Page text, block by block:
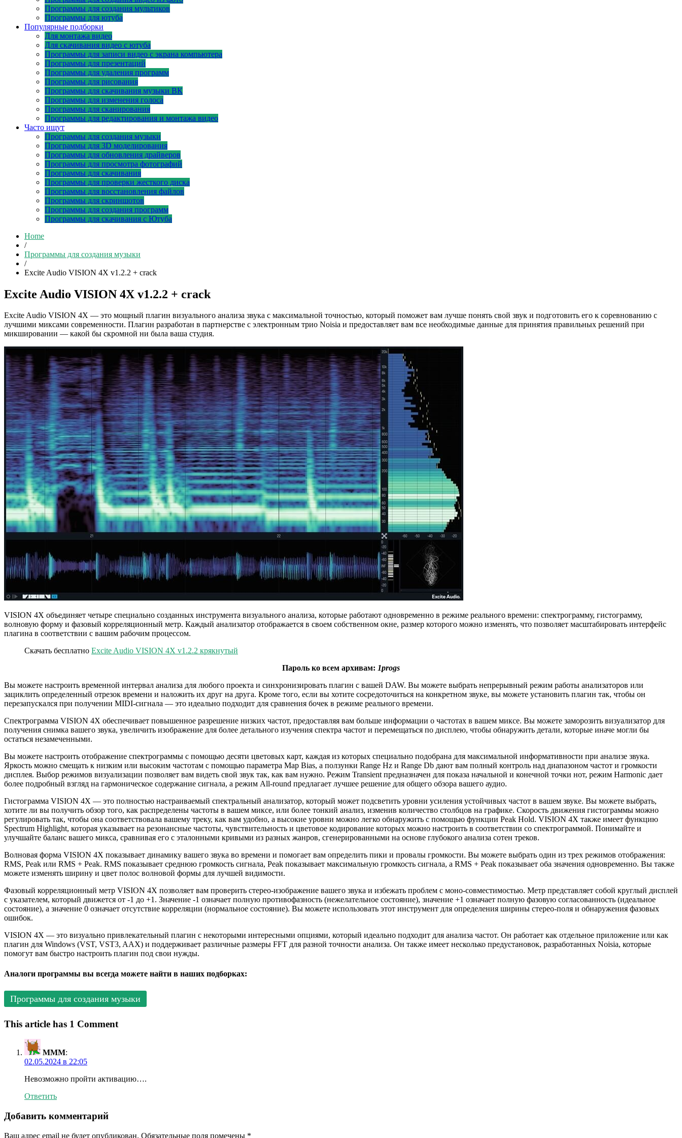
Программы для создания мультиков
Программы для ютуба
Популярные подборки
Для монтажа видео
Для скачивания видео с ютуба
Программы для записи видео с экрана компьютера
Программы для презентаций
Программы для удаления программ
Программы для рисования
Программы для скачивания музыки ВК
Программы для изменения голоса
Программы для сканирования
Программы для редактирования и монтажа видео
Часто ищут
Программы для создания музыки
Программы для 3D моделирования
Программы для обновления драйверов
Программы для просмотра фотографий
Программы для скачивания
Программы для проверки жесткого диска
Программы для восстановления файлов
Программы для скриншотов
Программы для создания программ
Программы для скачивания с Ютуба
Home
/
Программы для создания музыки
/
Excite Audio VISION 4X v1.2.2 + crack
Excite Audio VISION 4X v1.2.2 + crack
Excite Audio VISION 4X — это мощный плагин визуального анализа звука с максимальной точностью, который поможет вам лучше понять свой звук и подготовить его к соревнованию с
лучшими миксами современности. Плагин разработан в партнерстве с электронным трио Noisia и предоставляет вам все необходимые данные для принятия правильных решений при
микшировании — какой бы скромной ни была ваша студия.
VISION 4X объединяет четыре специально созданных инструмента визуального анализа, которые работают одновременно в режиме реального времени: спектрограмму, гистограмму,
волновую форму и фазовый корреляционный метр. Каждый анализатор отображается в своем собственном окне, размер которого можно изменять, что позволяет масштабировать интерфейс
плагина в соответствии с вашим рабочим процессом.
Скачать бесплатно Excite Audio VISION 4X v1.2.2 крякнутый
Пароль ко всем архивам: 1progs
Вы можете настроить временной интервал анализа для любого проекта и синхронизировать плагин с вашей DAW. Вы можете выбрать непрерывный режим работы анализаторов или
зациклить определенный отрезок времени и наложить их друг на друга. Кроме того, если вы хотите сосредоточиться на конкретном звуке, вы можете установить плагин так, чтобы он
перезапускался при получении MIDI-сигнала — это идеально подходит для сравнения бочек в режиме реального времени.
Спектрограмма VISION 4X обеспечивает повышенное разрешение низких частот, предоставляя вам больше информации о частотах в вашем миксе. Вы можете заморозить визуализатор для
получения снимка вашего звука, увеличить изображение для более детального изучения спектра частот и перемещаться по дисплею, чтобы обнаружить детали, которые иначе могли бы
остаться незамеченными.
Вы можете настроить отображение спектрограммы с помощью десяти цветовых карт, каждая из которых специально подобрана для максимальной информативности при анализе звука.
Яркость можно смещать к низким или высоким частотам с помощью параметра Map Bias, а ползунки Range Hz и Range Db дают вам полный контроль над диапазоном частот и громкости
дисплея. Выбор режимов визуализации позволяет вам видеть свой звук так, как вам нужно. Режим Transient предназначен для показа начальной и конечной точки нот, режим Harmonic дает
более подробный взгляд на гармоническое содержание сигнала, а режим All-round предлагает лучшее решение для общего обзора вашего аудио.
Гистограмма VISION 4X — это полностью настраиваемый спектральный анализатор, который может подсветить уровни усиления устойчивых частот в вашем звуке. Вы можете выбрать,
хотите ли вы получить обзор того, как распределены частоты в вашем миксе, или более тонкий анализ, изменив количество столбцов на графике. Скорость движения гистограммы можно
регулировать так, чтобы она соответствовала вашему треку, как вам удобно, а высокие уровни можно легко обнаружить с помощью функции Peak Hold. VISION 4X также имеет функцию
Spectrum Highlight, которая указывает на резонансные частоты, чувствительность и цветовое кодирование которых можно настроить в соответствии со спектрограммой. Понимайте и
улучшайте баланс вашего микса, сравнивая его с эталонными кривыми из разных жанров, сгенерированными на основе глубокого анализа сотен треков.
Волновая форма VISION 4X показывает динамику вашего звука во времени и помогает вам определить пики и провалы громкости. Вы можете выбрать один из трех режимов отображения:
RMS, Peak или RMS + Peak. RMS показывает среднюю громкость сигнала, Peak показывает максимальную громкость сигнала, а RMS + Peak показывает оба значения одновременно. Вы также
можете изменять ширину и цвет полос волновой формы для лучшей видимости.
Фазовый корреляционный метр VISION 4X позволяет вам проверить стерео-изображение вашего звука и избежать проблем с моно-совместимостью. Метр представляет собой круглый дисплей
с указателем, который движется от -1 до +1. Значение -1 означает полную противофазность (нежелательное состояние), значение +1 означает полную фазовую согласованность (идеальное
состояние), а значение 0 означает отсутствие корреляции (нормальное состояние). Вы можете использовать этот инструмент для определения ширины стерео-поля и обнаружения фазовых
ошибок.
VISION 4X — это визуально привлекательный плагин с некоторыми интересными опциями, который идеально подходит для анализа частот. Он работает как отдельное приложение или как
плагин для Windows (VST, VST3, AAX) и поддерживает различные размеры FFT для разной точности анализа. Он также имеет несколько предустановок, разработанных Noisia, которые
помогут вам быстро настроить плагин под свои нужды.
Аналоги программы вы всегда можете найти в наших подборках:
Программы для создания музыки
This article has 1 Comment
MMM:
02.05.2024 в 22:05
Невозможно пройти активацию….
Ответить
Добавить комментарий
Ваш адрес email не будет опубликован. Обязательные поля помечены *